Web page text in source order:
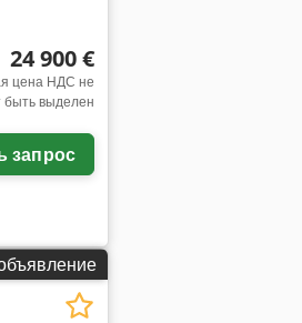
24 900 €
цена НДС не
быть выделен
запрос